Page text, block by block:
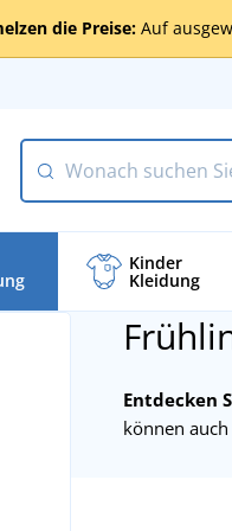
die Preise: Auf
Kinder
Kleidung
Entdecken
können